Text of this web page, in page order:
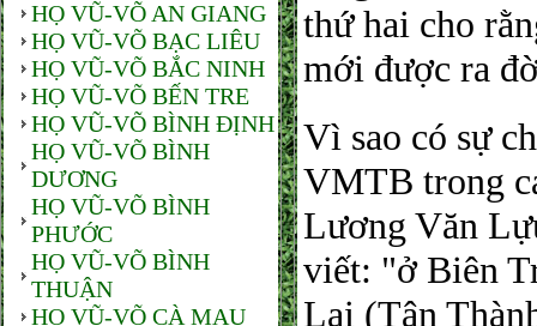
HỌ VŨ-VÕ AN GIANG
HỌ VŨ-VÕ BẠC LIÊU
HỌ VŨ-VÕ BẮC NINH
HỌ VŨ-VÕ BẾN TRE
HỌ VŨ-VÕ BÌNH ĐỊNH
HỌ VŨ-VÕ BÌNH
DƯƠNG
HỌ VŨ-VÕ BÌNH
PHƯỚC
HỌ VŨ-VÕ BÌNH
THUẬN
HỌ VŨ-VÕ CÀ MAU
thứ hai cho
mới được ra
Vì sao có sự
VMTB trong
Lương Văn
viết: "ở Biên
Lại (Tân